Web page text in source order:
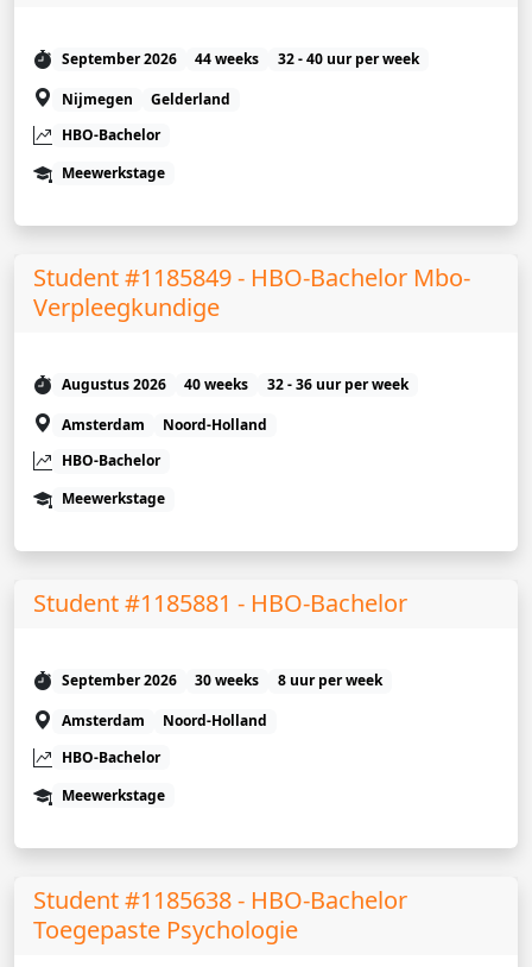
September 2026 44 weeks
32 - 40 uur per week
Nijmegen
Gelderland
HBO-Bachelor
Meewerkstage
Student #1185849 - HBO-Bachelor Mbo-
Verpleegkundige
Augustus 2026 40 weeks
32 - 36 uur per week
Amsterdam
Noord-Holland
HBO-Bachelor
Meewerkstage
Student #1185881 - HBO-Bachelor
September 2026 30 weeks
8 uur per week
Amsterdam
Noord-Holland
HBO-Bachelor
Meewerkstage
Student #1185638 - HBO-Bachelor
Toegepaste Psychologie